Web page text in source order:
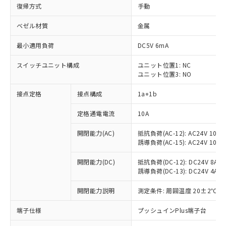
復帰方式 手動
ベゼル材質 金属
最小適用負荷 DC5V 6mA
スイッチユニット構成
ユニット位置1: NC
ユニット位置3: NO
接点定格 接点構成 1a+1b
定格通電電流 10A
開閉能力(AC)
抵抗負荷(AC-12): AC24V 10A/
誘導負荷(AC-15): AC24V
開閉能力(DC)
抵抗負荷(DC-12): DC24V 8A/
誘導負荷(DC-13): DC24V 4A/
開閉能力説明 測定条件: 周囲温度 20±2℃、
端子仕様 プッシュインPlus端子台
※1 対応状況
対応済み：EU RoHS指令（10物質）の
非含有に対応した製品が提供可能な商品で